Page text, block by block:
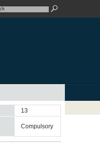
13
compulsory